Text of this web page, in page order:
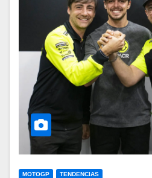
MOTOGP TENDENCIAS